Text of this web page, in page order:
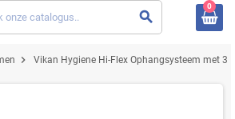
search
0
chevron_right Vikan Hygiene Hi-Flex Ophangsysteem met 3